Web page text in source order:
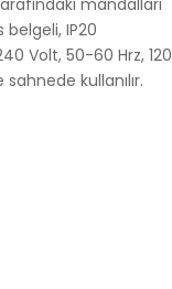
mandalları
belgeli, IP20
Volt, 50-60 Hrz, 120
kullanılır.